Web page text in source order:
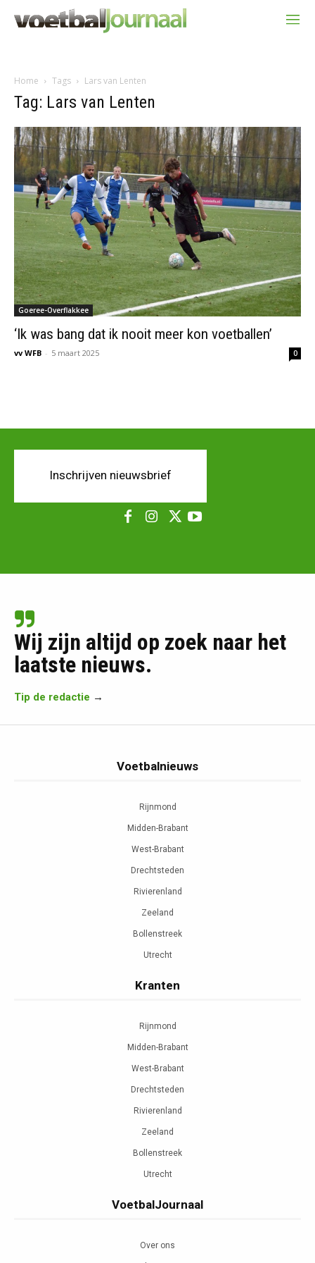
Home Tags Lars van Lenten
Tag: Lars van Lenten
Goeree-Overflakkee
‘Ik was bang dat ik nooit meer kon voetballen’
vv WFB - 5 maart 2025 0
Inschrijven nieuwsbrief
Wij zijn altijd op zoek naar het
laatste nieuws.
Tip de redactie →
Voetbalnieuws
Rijnmond
Midden-Brabant
West-Brabant
Drechtsteden
Rivierenland
Zeeland
Bollenstreek
Utrecht
Kranten
Rijnmond
Midden-Brabant
West-Brabant
Drechtsteden
Rivierenland
Zeeland
Bollenstreek
Utrecht
VoetbalJournaal
Over ons